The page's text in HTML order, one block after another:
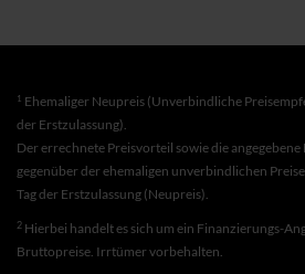
1 Ehemaliger Neupreis (Unverbindliche
der Erstzulassung).
Der errechnete Preisvorteil sowie die
gegenüber der ehemaligen unverbindlichen
Tag der Erstzulassung (Neupreis).
2 Hierbei handelt es sich um ein Finanzierungs-
Bruttopreise. Irrtümer vorbehalten.